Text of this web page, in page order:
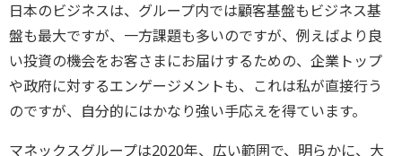
日本のビジネスは、グループ内では顧客基盤もビジネス基
盤も最大ですが、一方課題も多いのですが、例えばより良
い投資の機会をお客さまにお届けするための、企業トップ
や政府に対するエンゲージメントも、これは私が直接行う
のですが、自分的にはかなり強い手応えを得ています。
マネックスグループは2020年、広い範囲で、明らかに、大